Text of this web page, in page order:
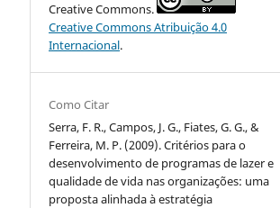
Creative Commons.
Creative Commons Atribuição 4.0
Internacional.
Como Citar
Serra, F. R., Campos, J. G., Fiates, G. G., &
Ferreira, M. P. (2009). Critérios para o
desenvolvimento de programas de lazer e
qualidade de vida nas organizações: uma
proposta alinhada à estratégia